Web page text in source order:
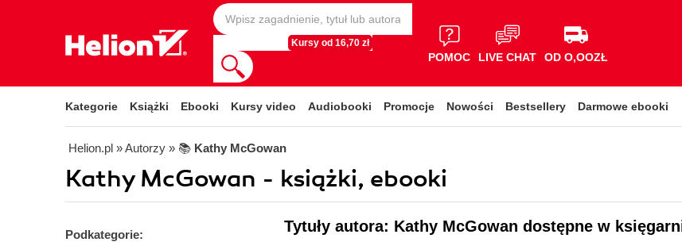
Kursy od 16,70 zł
POMOC LIVE CHAT OD O,OOZŁ
Kategorie Książki Ebooki Kursy video Audiobooki Promocje Nowości Bestsellery Darmowe ebooki
Helion.pl » Autorzy » 📚 Kathy McGowan
Kathy McGowan - książki, ebooki
Podkategorie:
Tytuły autora: Kathy McGowan dostępne w